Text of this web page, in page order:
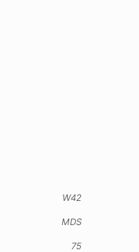
W42
MDS
75